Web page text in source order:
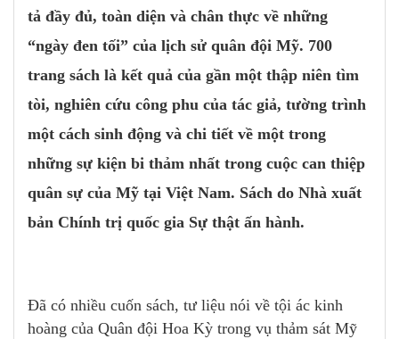
tả đầy đủ, toàn diện và chân thực về những
“ngày đen tối” của lịch sử quân đội Mỹ. 700
trang sách là kết quả của gần một thập niên tìm
tòi, nghiên cứu công phu của tác giả, tường trình
một cách sinh động và chi tiết về một trong
những sự kiện bi thảm nhất trong cuộc can thiệp
quân sự của Mỹ tại Việt Nam. Sách do Nhà xuất
bản Chính trị quốc gia Sự thật ấn hành.
Đã có nhiều cuốn sách, tư liệu nói về tội ác kinh
hoàng của Quân đội Hoa Kỳ trong vụ thảm sát Mỹ